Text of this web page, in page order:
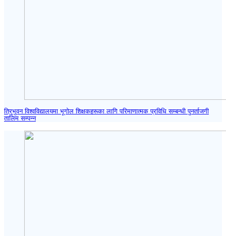
त्रिभुवन विश्वविद्यालयमा भूगोल शिक्षकहरूका लागि परिमाणात्मक प्रविधि सम्बन्धी पुनर्ताजगी
तालिम सम्पन्न